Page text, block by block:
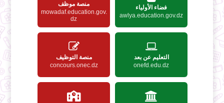
فضاء الأولياء
awlya.education.gov.dz
منصة موظف
mowadaf.education.gov.
dz
التعليم عن بعد
onefd.edu.dz
منصة التوظيف
concours.onec.dz